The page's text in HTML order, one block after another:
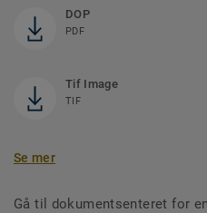
DOP
PDF
Tif Image
TIF
Se mer
Gå til dokumentsenteret for